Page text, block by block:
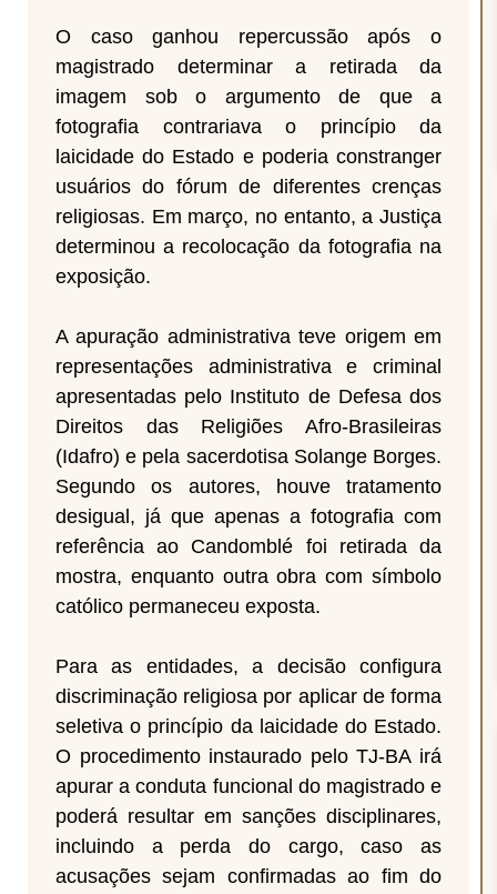
O caso ganhou repercussão após o
magistrado determinar a retirada da
imagem sob o argumento de que a
fotografia contrariava o princípio da
laicidade do Estado e poderia constranger
usuários do fórum de diferentes crenças
religiosas. Em março, no entanto, a Justiça
determinou a recolocação da fotografia na
exposição.
A apuração administrativa teve origem em
representações administrativa e criminal
apresentadas pelo Instituto de Defesa dos
Direitos das Religiões Afro-Brasileiras
(Idafro) e pela sacerdotisa Solange Borges.
Segundo os autores, houve tratamento
desigual, já que apenas a fotografia com
referência ao Candomblé foi retirada da
mostra, enquanto outra obra com símbolo
católico permaneceu exposta.
Para as entidades, a decisão configura
discriminação religiosa por aplicar de forma
seletiva o princípio da laicidade do Estado.
O procedimento instaurado pelo TJ-BA irá
apurar a conduta funcional do magistrado e
poderá resultar em sanções disciplinares,
incluindo a perda do cargo, caso as
acusações sejam confirmadas ao fim do